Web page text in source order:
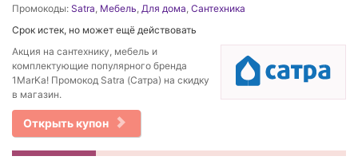
Промокоды: Satra, Мебель, Для дома, Сантехника
Срок истек, но может ещё действовать
Акция на сантехнику, мебель и
комплектующие популярного бренда
1MarKa! Промокод Satra (Сатра) на скидку
в магазин.
Открыть купон